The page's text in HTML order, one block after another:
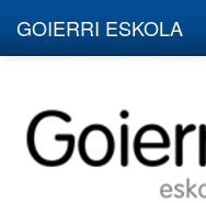
GOIERRI ESKOLA